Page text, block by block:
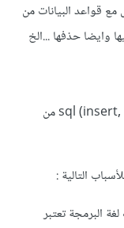
قواعد البيانات من
وايضا حذفها ...الخ
انا استخدم جمل sql (insert, update,delete,search) من
التالية :
البرمجة تعتبر